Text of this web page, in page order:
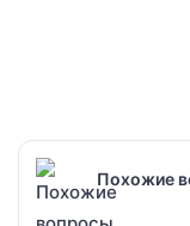
Похожие